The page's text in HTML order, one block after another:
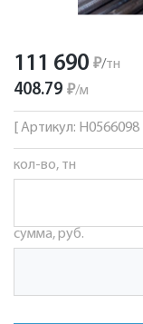
111 690 ₽/тн
408.79 ₽/м
[ Артикул: Н0566098
кол-во, тн
сумма, руб.